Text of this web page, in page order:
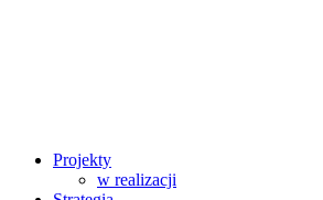
Projekty
w realizacji